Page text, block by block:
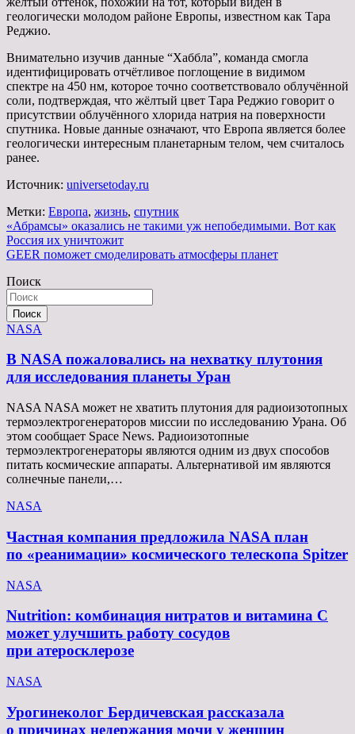
геологически молодом районе Европы, известном как Тара
Реджио.
Внимательно изучив данные “Хаббла”, команда смогла
идентифицировать отчётливое поглощение в видимом
спектре на 450 нм, которое точно соответствовало облучённой
соли, подтверждая, что жёлтый цвет Тара Реджио говорит о
присутствии облучённого хлорида натрия на поверхности
спутника. Новые данные означают, что Европа является более
геологически интересным планетарным телом, чем считалось
ранее.
Источник: universetoday.ru
Метки: Европа, жизнь, спутник
Навигация
по
«Абрамсы» оказались не такими уж непобедимыми. Вот как
Россия их уничтожит
GEER поможет смоделировать атмосферы планет
Поиск
Поиск
NASA
В NASA пожаловались на нехватку плутония
для исследования планеты Уран
NASA NASA может не хватить плутония для радиоизотопных
термоэлектрогенераторов миссии по исследованию Урана. Об
этом сообщает Space News. Радиоизотопные
термоэлектрогенераторы являются одним из двух способов
питать космические аппараты. Альтернативой им являются
солнечные панели,…
NASA
Частная компания предложила NASA план
по «реанимации» космического телескопа Spitzer
NASA
Nutrition: комбинация нитратов и витамина C
может улучшить работу сосудов
при атеросклерозе
NASA
Урогинеколог Бердичевская рассказала
о причинах недержания мочи у женщин